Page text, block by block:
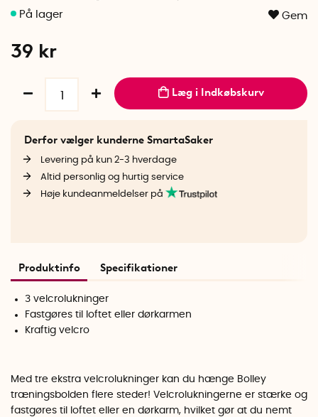
Gem
39 kr
Læg i Indkøbskurv
Derfor vælger kunderne SmartaSaker
Levering på kun 2-3 hverdage
Altid personlig og hurtig service
Høje kundeanmeldelser på
Produktinfo Specifikationer
3 velcrolukninger
Fastgøres til loftet eller dørkarmen
Kraftig velcro
Med tre ekstra velcrolukninger kan du hænge Bolley
træningsbolden flere steder! Velcrolukningerne er stærke og
fastgøres til loftet eller en dørkarm, hvilket gør at du nemt